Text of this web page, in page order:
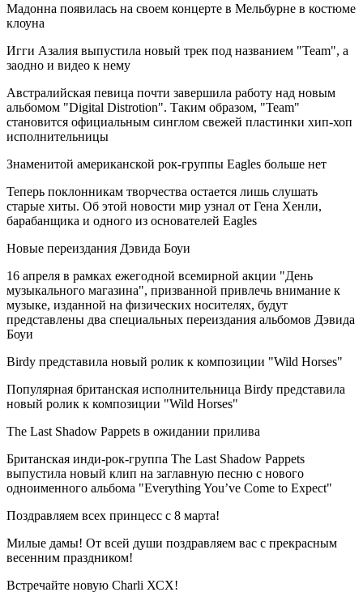
Мадонна появилась на своем концерте в Мельбурне в костюме
клоуна
Игги Азалия выпустила новый трек под названием "Team", а
заодно и видео к нему
Австралийская певица почти завершила работу над новым
альбомом "Digital Distrotion". Таким образом, "Team"
становится официальным синглом свежей пластинки хип-хоп
исполнительницы
Знаменитой американской рок-группы Eagles больше нет
Теперь поклонникам творчества остается лишь слушать
старые хиты. Об этой новости мир узнал от Гена Хенли,
барабанщика и одного из основателей Eagles
Новые переиздания Дэвида Боуи
16 апреля в рамках ежегодной всемирной акции "День
музыкального магазина", призванной привлечь внимание к
музыке, изданной на физических носителях, будут
представлены два специальных переиздания альбомов Дэвида
Боуи
Birdy представила новый ролик к композиции "Wild Horses"
Популярная британская исполнительница Birdy представила
новый ролик к композиции "Wild Horses"
The Last Shadow Pappets в ожидании прилива
Британская инди-рок-группа The Last Shadow Pappets
выпустила новый клип на заглавную песню с нового
одноименного альбома "Everything You’ve Come to Expect"
Поздравляем всех принцесс с 8 марта!
Милые дамы! От всей души поздравляем вас с прекрасным
весенним праздником!
Встречайте новую Charli ХСХ!